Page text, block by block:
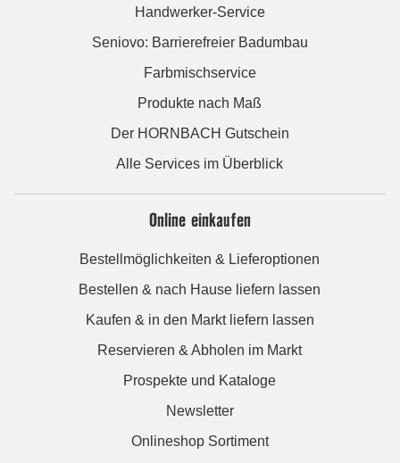
Handwerker-Service
Seniovo: Barrierefreier Badumbau
Farbmischservice
Produkte nach Maß
Der HORNBACH Gutschein
Alle Services im Überblick
Online einkaufen
Bestellmöglichkeiten & Lieferoptionen
Bestellen & nach Hause liefern lassen
Kaufen & in den Markt liefern lassen
Reservieren & Abholen im Markt
Prospekte und Kataloge
Newsletter
Onlineshop Sortiment